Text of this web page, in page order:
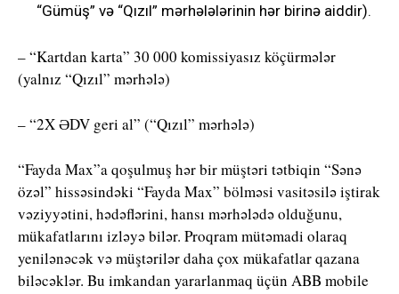
“Gümüş” və “Qızıl” mərhələlərinin hər birinə aiddir).
– “Kartdan karta” 30 000 komissiyasız köçürmələr
(yalnız “Qızıl” mərhələ)
– “2X ƏDV geri al” (“Qızıl” mərhələ)
“Fayda Max”a qoşulmuş hər bir müştəri tətbiqin “Sənə
özəl” hissəsindəki “Fayda Max” bölməsi vasitəsilə iştirak
vəziyyətini, hədəflərini, hansı mərhələdə olduğunu,
mükafatlarını izləyə bilər. Proqram mütəmadi olaraq
yenilənəcək və müştərilər daha çox mükafatlar qazana
biləcəklər. Bu imkandan yararlanmaq üçün ABB mobile